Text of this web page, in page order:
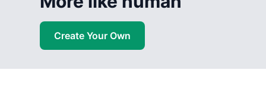
Create Your Own